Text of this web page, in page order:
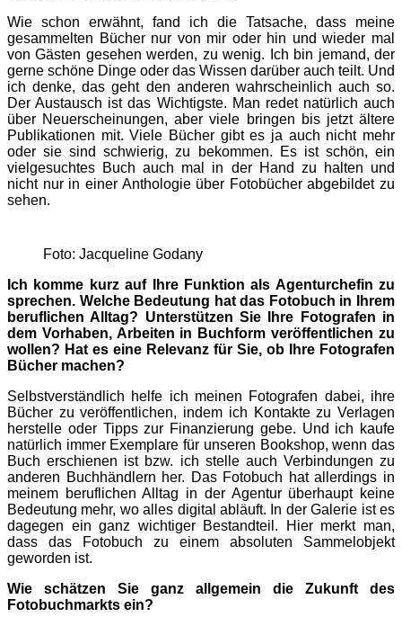
Wie schon erwähnt, fand ich die Tatsache, dass meine
gesammelten Bücher nur von mir oder hin und wieder mal
von Gästen gesehen werden, zu wenig. Ich bin jemand, der
gerne schöne Dinge oder das Wissen darüber auch teilt. Und
ich denke, das geht den anderen wahrscheinlich auch so.
Der Austausch ist das Wichtigste. Man redet natürlich auch
über Neuerscheinungen, aber viele bringen bis jetzt ältere
Publikationen mit. Viele Bücher gibt es ja auch nicht mehr
oder sie sind schwierig, zu bekommen. Es ist schön, ein
vielgesuchtes Buch auch mal in der Hand zu halten und
nicht nur in einer Anthologie über Fotobücher abgebildet zu
sehen.
Foto: Jacqueline Godany
Ich komme kurz auf Ihre Funktion als Agenturchefin zu
sprechen. Welche Bedeutung hat das Fotobuch in Ihrem
beruflichen Alltag? Unterstützen Sie Ihre Fotografen in
dem Vorhaben, Arbeiten in Buchform veröffentlichen zu
wollen? Hat es eine Relevanz für Sie, ob Ihre Fotografen
Bücher machen?
Selbstverständlich helfe ich meinen Fotografen dabei, ihre
Bücher zu veröffentlichen, indem ich Kontakte zu Verlagen
herstelle oder Tipps zur Finanzierung gebe. Und ich kaufe
natürlich immer Exemplare für unseren Bookshop, wenn das
Buch erschienen ist bzw. ich stelle auch Verbindungen zu
anderen Buchhändlern her. Das Fotobuch hat allerdings in
meinem beruflichen Alltag in der Agentur überhaupt keine
Bedeutung mehr, wo alles digital abläuft. In der Galerie ist es
dagegen ein ganz wichtiger Bestandteil. Hier merkt man,
dass das Fotobuch zu einem absoluten Sammelobjekt
geworden ist.
Wie schätzen Sie ganz allgemein die Zukunft des
Fotobuchmarkts ein?